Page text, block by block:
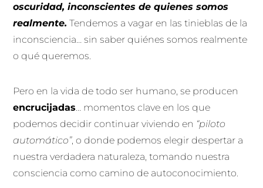
oscuridad, inconscientes de quienes somos
realmente. Tendemos a vagar en las tinieblas de la
inconsciencia… sin saber quiénes somos realmente
o qué queremos.
Pero en la vida de todo ser humano, se producen
encrucijadas… momentos clave en los que
podemos decidir continuar viviendo en “piloto
automático”, o donde podemos elegir despertar a
nuestra verdadera naturaleza, tomando nuestra
consciencia como camino de autoconocimiento.